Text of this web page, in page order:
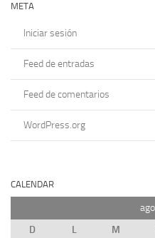
META
Iniciar sesión
Feed de entradas
Feed de comentarios
WordPress.org
CALENDAR
D
L M